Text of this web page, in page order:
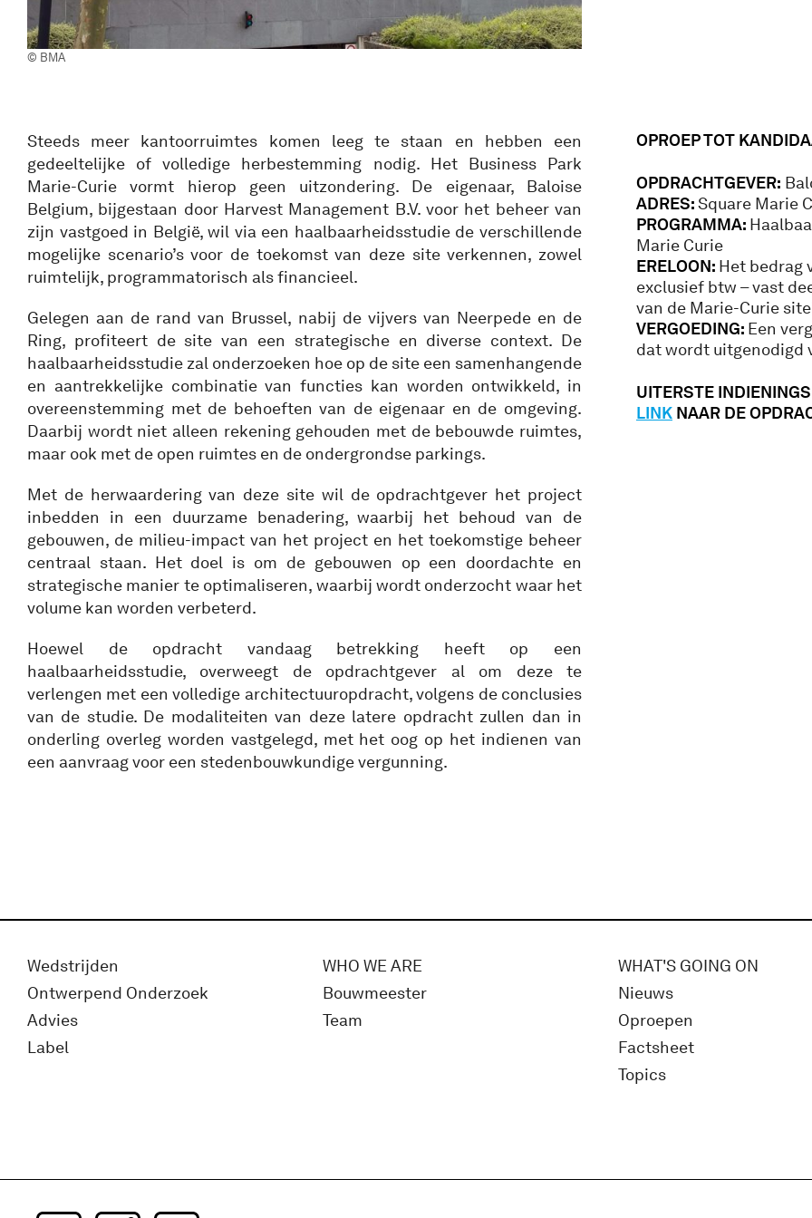
© BMA
Steeds meer kantoorruimtes komen leeg te staan en hebben een
gedeeltelijke of volledige herbestemming nodig. Het Business Park
Marie-Curie vormt hierop geen uitzondering. De eigenaar, Baloise
Belgium, bijgestaan door Harvest Management B.V. voor het beheer van
zijn vastgoed in België, wil via een haalbaarheidsstudie de verschillende
mogelijke scenario’s voor de toekomst van deze site verkennen, zowel
ruimtelijk, programmatorisch als financieel.
Gelegen aan de rand van Brussel, nabij de vijvers van Neerpede en de
Ring, profiteert de site van een strategische en diverse context. De
haalbaarheidsstudie zal onderzoeken hoe op de site een samenhangende
en aantrekkelijke combinatie van functies kan worden ontwikkeld, in
overeenstemming met de behoeften van de eigenaar en de omgeving.
Daarbij wordt niet alleen rekening gehouden met de bebouwde ruimtes,
maar ook met de open ruimtes en de ondergrondse parkings.
Met de herwaardering van deze site wil de opdrachtgever het project
inbedden in een duurzame benadering, waarbij het behoud van de
gebouwen, de milieu-impact van het project en het toekomstige beheer
centraal staan. Het doel is om de gebouwen op een doordachte en
strategische manier te optimaliseren, waarbij wordt onderzocht waar het
volume kan worden verbeterd.
Hoewel de opdracht vandaag betrekking heeft op een
haalbaarheidsstudie, overweegt de opdrachtgever al om deze te
verlengen met een volledige architectuuropdracht, volgens de conclusies
van de studie. De modaliteiten van deze latere opdracht zullen dan in
onderling overleg worden vastgelegd, met het oog op het indienen van
een aanvraag voor een stedenbouwkundige vergunning.
OPROEP TOT
OPDRACHTGEVER:
ADRES:Square Marie
PROGRAMMA:
Marie Curie
ERELOON: Het bedrag
exclusief btw – vast
van de Marie-Curie
VERGOEDING: Een
dat wordt uitgenodigd
UITERSTE
LINK NAAR DE
Wedstrijden
Ontwerpend Onderzoek
Advies
Label
WHO WE ARE
Bouwmeester
Team
WHAT'S GOING ON
Nieuws
Oproepen
Factsheet
Topics